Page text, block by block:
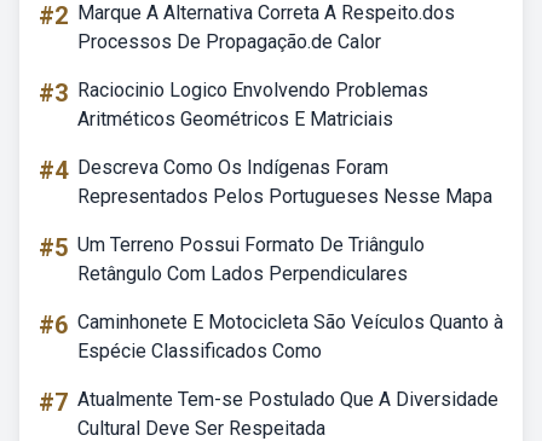
#2 Marque A Alternativa Correta A Respeito.dos
Processos De Propagação.de Calor
#3 Raciocinio Logico Envolvendo Problemas
Aritméticos Geométricos E Matriciais
#4 Descreva Como Os Indígenas Foram
Representados Pelos Portugueses Nesse Mapa
#5 Um Terreno Possui Formato De Triângulo
Retângulo Com Lados Perpendiculares
#6 Caminhonete E Motocicleta São Veículos Quanto à
Espécie Classificados Como
#7 Atualmente Tem-se Postulado Que A Diversidade
Cultural Deve Ser Respeitada